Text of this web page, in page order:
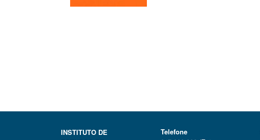
INSTITUTO DE
Telefone